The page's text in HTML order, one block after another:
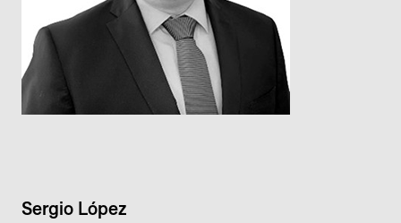
Sergio López